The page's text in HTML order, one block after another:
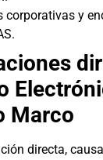
corporativas y
Marco
directa,